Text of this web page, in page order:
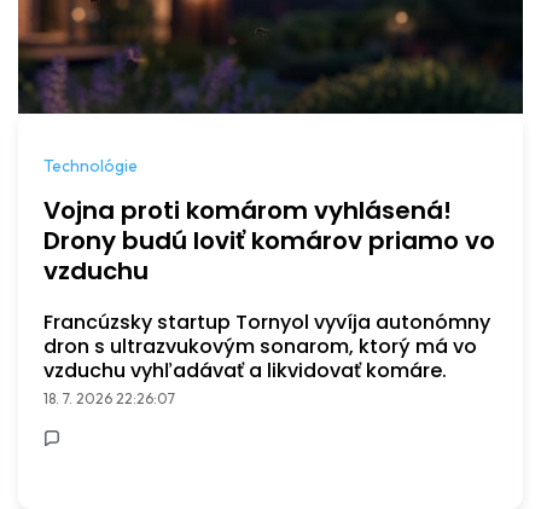
Technológie
Vojna proti komárom vyhlásená!
Drony budú loviť komárov priamo vo
vzduchu
Francúzsky startup Tornyol vyvíja autonómny
dron s ultrazvukovým sonarom, ktorý má vo
vzduchu vyhľadávať a likvidovať komáre.
18. 7. 2026 22:26:07